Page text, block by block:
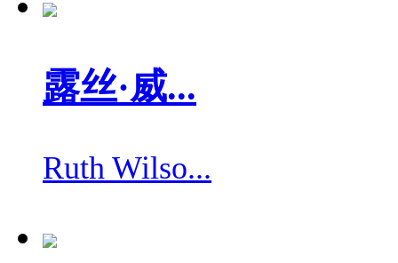
露丝·威...
Ruth Wilso...